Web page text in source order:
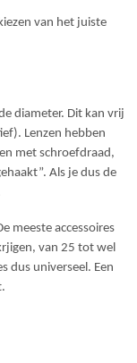
van het juiste
diameter. Dit kan vrij
Lenzen hebben
met schroefdraad,
Als je dus de
meeste accessoires
van 25 tot wel
dus universeel. Een